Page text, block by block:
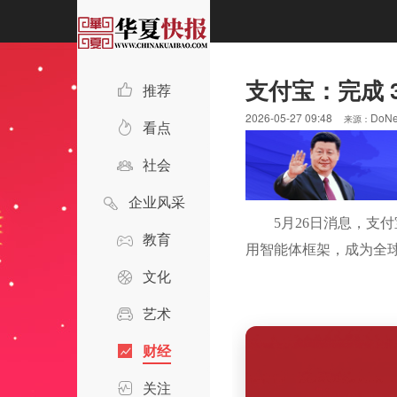
推荐
看点
社会
企业风采
教育
文化
艺术
财经
关注
支付宝：完成
2026-05-27 09:48 来源：
5月26日消息，支
用智能体框架，成为全